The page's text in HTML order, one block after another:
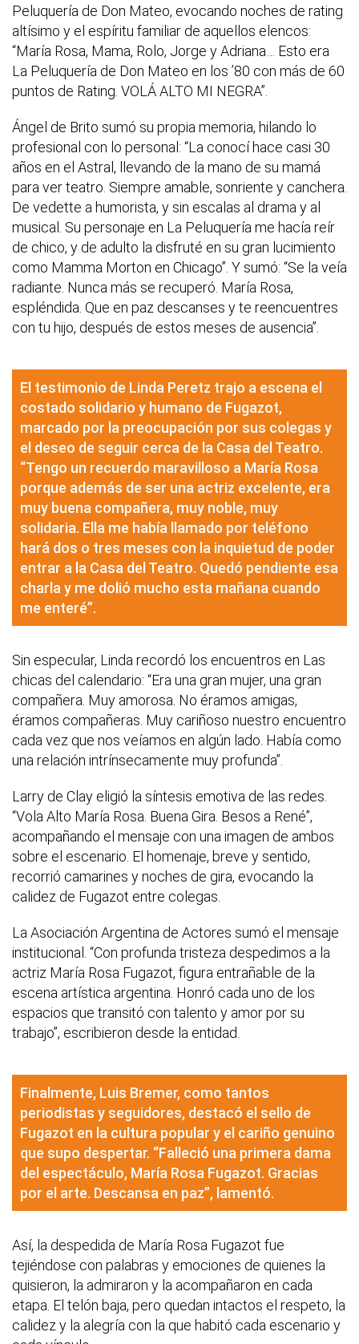
Peluquería de Don Mateo, evocando noches de rating
altísimo y el espíritu familiar de aquellos elencos:
“María Rosa, Mama, Rolo, Jorge y Adriana… Esto era
La Peluquería de Don Mateo en los ’80 con más de 60
puntos de Rating. VOLÁ ALTO MI NEGRA”.
Ángel de Brito sumó su propia memoria, hilando lo
profesional con lo personal: “La conocí hace casi 30
años en el Astral, llevando de la mano de su mamá
para ver teatro. Siempre amable, sonriente y canchera.
De vedette a humorista, y sin escalas al drama y al
musical. Su personaje en La Peluquería me hacía reír
de chico, y de adulto la disfruté en su gran lucimiento
como Mamma Morton en Chicago”. Y sumó: “Se la veía
radiante. Nunca más se recuperó. María Rosa,
espléndida. Que en paz descanses y te reencuentres
con tu hijo, después de estos meses de ausencia”.
El testimonio de Linda Peretz trajo a escena el
costado solidario y humano de Fugazot,
marcado por la preocupación por sus colegas y
el deseo de seguir cerca de la Casa del Teatro.
“Tengo un recuerdo maravilloso a María Rosa
porque además de ser una actriz excelente, era
muy buena compañera, muy noble, muy
solidaria. Ella me había llamado por teléfono
hará dos o tres meses con la inquietud de poder
entrar a la Casa del Teatro. Quedó pendiente esa
charla y me dolió mucho esta mañana cuando
me enteré”.
Sin especular, Linda recordó los encuentros en Las
chicas del calendario: “Era una gran mujer, una gran
compañera. Muy amorosa. No éramos amigas,
éramos compañeras. Muy cariñoso nuestro encuentro
cada vez que nos veíamos en algún lado. Había como
una relación intrínsecamente muy profunda”.
Larry de Clay eligió la síntesis emotiva de las redes.
“Vola Alto María Rosa. Buena Gira. Besos a René”,
acompañando el mensaje con una imagen de ambos
sobre el escenario. El homenaje, breve y sentido,
recorrió camarines y noches de gira, evocando la
calidez de Fugazot entre colegas.
La Asociación Argentina de Actores sumó el mensaje
institucional. “Con profunda tristeza despedimos a la
actriz María Rosa Fugazot, figura entrañable de la
escena artística argentina. Honró cada uno de los
espacios que transitó con talento y amor por su
trabajo”, escribieron desde la entidad.
Finalmente, Luis Bremer, como tantos
periodistas y seguidores, destacó el sello de
Fugazot en la cultura popular y el cariño genuino
que supo despertar. “Falleció una primera dama
del espectáculo, María Rosa Fugazot. Gracias
por el arte. Descansa en paz”, lamentó.
Así, la despedida de María Rosa Fugazot fue
tejiéndose con palabras y emociones de quienes la
quisieron, la admiraron y la acompañaron en cada
etapa. El telón baja, pero quedan intactos el respeto, la
calidez y la alegría con la que habitó cada escenario y